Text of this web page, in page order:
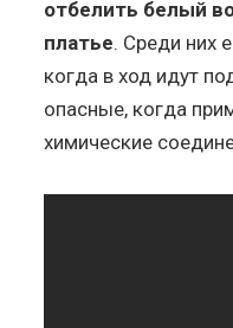
отбелить белый
платье. Среди них
когда в ход идут
опасные, когда
химические